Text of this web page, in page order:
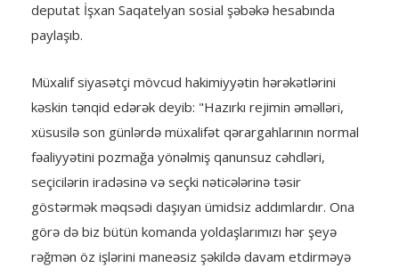
deputat İşxan Saqatelyan sosial şəbəkə hesabında
paylaşıb.
Müxalif siyasətçi mövcud hakimiyyətin hərəkətlərini
kəskin tənqid edərək deyib: "Hazırkı rejimin əməlləri,
xüsusilə son günlərdə müxalifət qərargahlarının normal
fəaliyyətini pozmağa yönəlmiş qanunsuz cəhdləri,
seçicilərin iradəsinə və seçki nəticələrinə təsir
göstərmək məqsədi daşıyan ümidsiz addımlardır. Ona
görə də biz bütün komanda yoldaşlarımızı hər şeyə
rəğmən öz işlərini maneəsiz şəkildə davam etdirməyə